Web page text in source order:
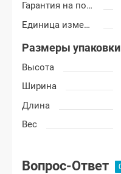
Гарантия на покраску
Единица измерения
Размеры упаковки
Высота
Ширина
Длина
Вес
Вопрос-Ответ